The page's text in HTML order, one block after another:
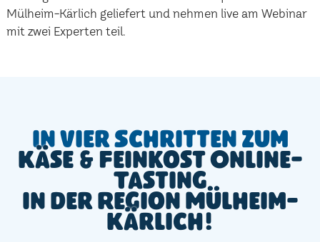
Mülheim-Kärlich geliefert und nehmen live am Webinar
mit zwei Experten teil.
In vier Schritten zum
Käse & Feinkost Online-
Tasting
in der Region Mülheim-
Kärlich!